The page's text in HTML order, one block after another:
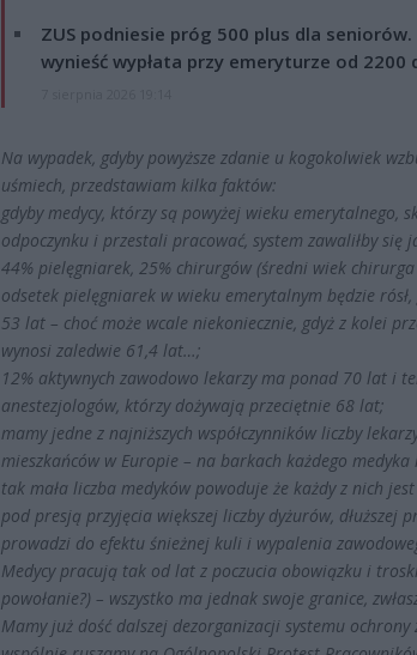
ZUS podniesie próg 500 plus dla
wynieść wypłata przy emeryturze od 2200
Na wypadek, gdyby powyższe zdanie u kogokolwiek
uśmiech, przedstawiam kilka faktów:
gdyby medycy, którzy są powyżej wieku emerytalnego,
odpoczynku i przestali pracować, system zawaliłby
44% pielęgniarek, 25% chirurgów (średni wiek
odsetek pielęgniarek w wieku emerytalnym będzie
53 lat – choć może wcale niekoniecznie, gdyż z kolei
wynosi zaledwie 61,4 lat…;
12% aktywnych zawodowo lekarzy ma ponad 70 lat i
anestezjologów, którzy dożywają przeciętnie 68 lat;
mamy jedne z najniższych współczynników liczby
mieszkańców w Europie – na barkach każdego medyka
tak mała liczba medyków powoduje że każdy z nich
pod presją przyjęcia większej liczby dyżurów, dłuższej
prowadzi do efektu śnieżnej kuli i wypalenia
Medycy pracują tak od lat z poczucia obowiązku i
powołanie?) – wszystko ma jednak swoje granice,
Mamy już dość dalszej dezorganizacji systemu